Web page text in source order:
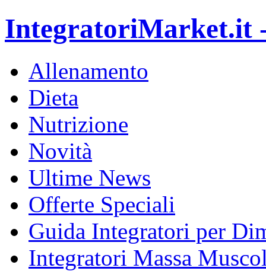
IntegratoriMarket.it
Allenamento
Dieta
Nutrizione
Novità
Ultime News
Offerte Speciali
Guida Integratori per
Integratori Massa